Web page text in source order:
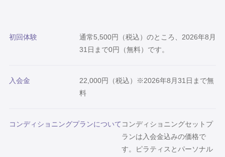
初回体験
通常5,500円（税込）のところ、2026年8月
31日まで0円（無料）です。
入会金
22,000円（税込）※2026年8月31日まで無
料
コンディショニングプランについて コンディショニングセットプ
ランは入会金込みの価格で
す。ピラティスとパーソナル